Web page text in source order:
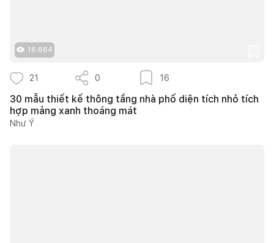
16.664
21 0 16
30 mẫu thiết kế thông tầng nhà phố diện tích nhỏ tích
hợp mảng xanh thoáng mát
Như Ý